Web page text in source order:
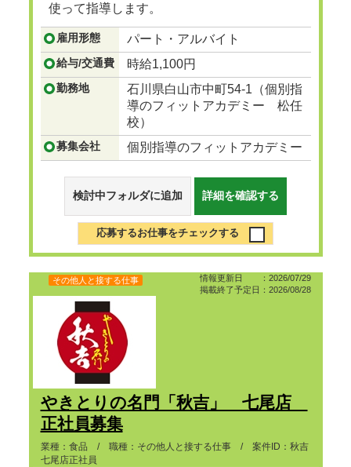
使って指導します。
...つづきを見る
雇用形態 パート・アルバイト
給与/交通費 時給1,100円
勤務地
石川県白山市中町54-1（個別指
導のフィットアカデミー 松任
校）
募集会社 個別指導のフィットアカデミー
検討中フォルダに追加 詳細を確認する
応募するお仕事をチェックする
情報更新日 ：2026/07/29
掲載終了予定日：2026/08/28
その他人と接する仕事
やきとりの名門「秋吉」 七尾店
正社員募集
業種：食品 / 職種：その他人と接する仕事 / 案件ID：秋吉
七尾店正社員